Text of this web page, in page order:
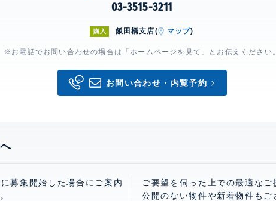
03-3515-3211
購入 飯田橋支店( マップ)
※お電話でお問い合わせの場合は「ホームページを見て」とお伝えください
お問い合わせ・内覧予約
募集開始した場合にご案内
ご要望を伺った上での最適な
公開のない物件や新着物件も